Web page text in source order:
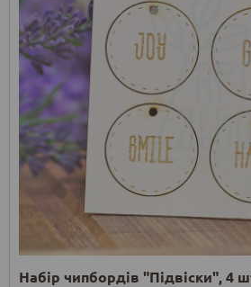
Набір чипбордів "Підвіски", 4